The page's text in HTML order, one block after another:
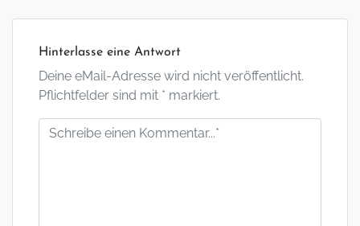
Hinterlasse eine Antwort
Deine eMail-Adresse wird nicht veröffentlicht.
Pflichtfelder sind mit * markiert.